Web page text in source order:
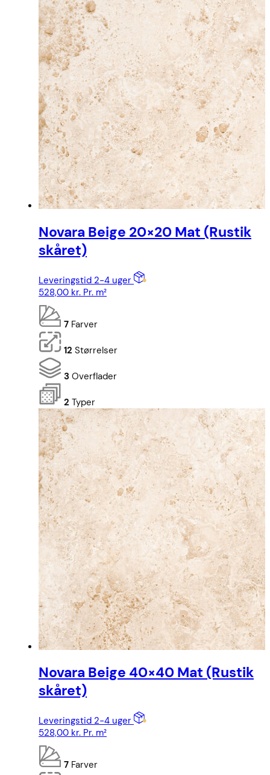
Novara Beige 20×20 Mat (Rustik
skåret)
Leveringstid 2-4 uger
528,00 kr. Pr. m²
7 Farver
12 Størrelser
3 Overflader
2 Typer
Novara Beige 40×40 Mat (Rustik
skåret)
Leveringstid 2-4 uger
528,00 kr. Pr. m²
7 Farver